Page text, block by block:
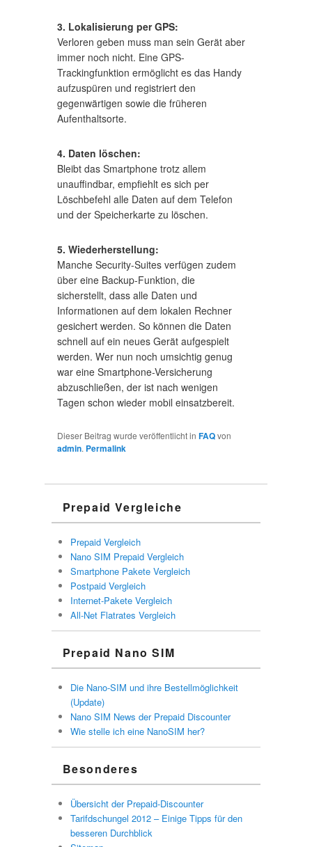
3. Lokalisierung per GPS:
Verloren geben muss man sein Gerät aber
immer noch nicht. Eine GPS-
Trackingfunktion ermöglicht es das Handy
aufzuspüren und registriert den
gegenwärtigen sowie die früheren
Aufenthaltsorte.
4. Daten löschen:
Bleibt das Smartphone trotz allem
unauffindbar, empfiehlt es sich per
Löschbefehl alle Daten auf dem Telefon
und der Speicherkarte zu löschen.
5. Wiederherstellung:
Manche Security-Suites verfügen zudem
über eine Backup-Funktion, die
sicherstellt, dass alle Daten und
Informationen auf dem lokalen Rechner
gesichert werden. So können die Daten
schnell auf ein neues Gerät aufgespielt
werden. Wer nun noch umsichtig genug
war eine Smartphone-Versicherung
abzuschließen, der ist nach wenigen
Tagen schon wieder mobil einsatzbereit.
Dieser Beitrag wurde veröffentlicht inFAQvon
admin. Permalink
Prepaid Vergleiche
Prepaid Vergleich
Nano SIM Prepaid Vergleich
Smartphone Pakete Vergleich
Postpaid Vergleich
Internet-Pakete Vergleich
All-Net Flatrates Vergleich
Prepaid Nano SIM
Die Nano-SIM und ihre Bestellmöglichkeit
(Update)
Nano SIM News der Prepaid Discounter
Wie stelle ich eine NanoSIM her?
Besonderes
Übersicht der Prepaid-Discounter
Tarifdschungel 2012 – Einige Tipps für den
besseren Durchblick